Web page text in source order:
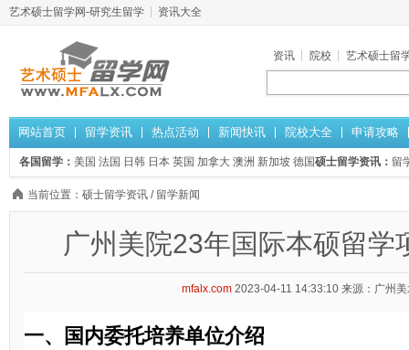
艺术硕士留学网-研究生留学 资讯大全
资讯 院校 艺术硕士留
网站首页 留学资讯 热点活动 新闻快讯 院校大全 申请攻略
各国留学： 美国 法国 日韩 日本 英国 加拿大 澳洲 新加坡 德国硕士留学资讯： 留
当前位置： 硕士留学资讯 / 留学新闻
广州美院23年国际本硕留学
mfalx.com 2023-04-11 14:33:10 来源：广州
一、国内委托培养单位介绍